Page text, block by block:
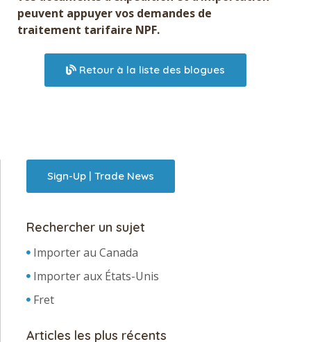
peuvent appuyer vos demandes de
traitement tarifaire NPF.
Retour à la liste des blogues
Sign-Up | Trade News
Rechercher un sujet
Importer au Canada
Importer aux États-Unis
Fret
Articles les plus récents